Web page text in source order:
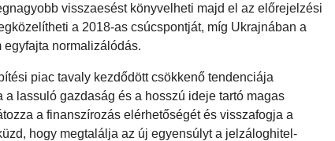
visszaesést könyvelheti majd el az előrejelzési
a 2018-as csúcspontját, míg Ukrajnában a
normalizálódás.
piac tavaly kezdődött csökkenő tendenciája
lassuló gazdaság és a hosszú ideje tartó magas
a finanszírozás elérhetőségét és visszafogja a
hogy megtalálja az új egyensúlyt a jelzáloghitel-